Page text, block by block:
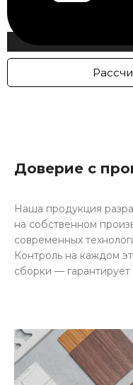
Доверие с
Наша продукция
на собственном
современных
Контроль на каждом
сборки —